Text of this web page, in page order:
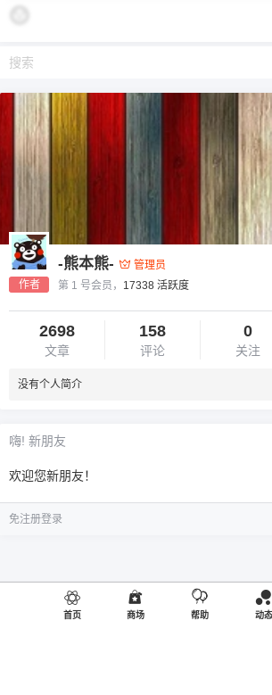
作者
-熊本熊-
管理员
第 1 号会员， 17338 活跃度
2698
文章
158
评论
0
关注
没有个人简介
嗨! 新朋友
欢迎您新朋友！
免注册登录
首页 商场 帮助 动态